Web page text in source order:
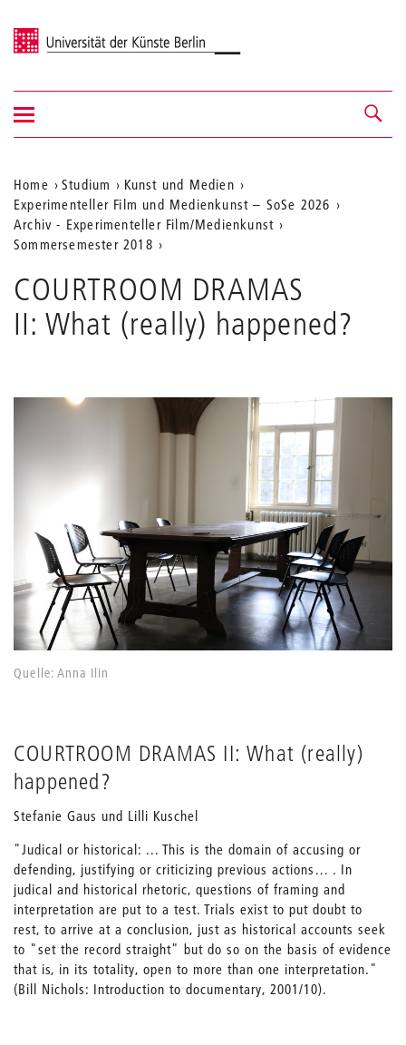
Universität der Künste Berlin
Navigation &
Suche
Navigation
ein-/ausblenden
Aktuelle
Position
auf
der
Webseite
Home Studium
Kunst und Medien
Experimenteller Film und Medienkunst – SoSe 2026
Archiv - Experimenteller Film/Medienkunst
Sommersemester 2018
COURTROOM DRAMAS
II: What (really) happened?
Quelle: Anna Ilin
COURTROOM DRAMAS II: What (really)
happened?
Stefanie Gaus und Lilli Kuschel
"Judical or historical: ... This is the domain of accusing or
defending, justifying or criticizing previous actions … . In
judical and historical rhetoric, questions of framing and
interpretation are put to a test. Trials exist to put doubt to
rest, to arrive at a conclusion, just as historical accounts seek
to "set the record straight" but do so on the basis of evidence
that is, in its totality, open to more than one interpretation."
(Bill Nichols: Introduction to documentary, 2001/10).